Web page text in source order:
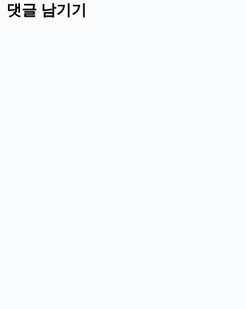
댓글 남기기